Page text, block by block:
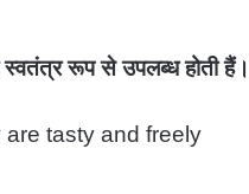
स्वतंत्र रूप से उपलब्ध होती हैं।
tasty and freely